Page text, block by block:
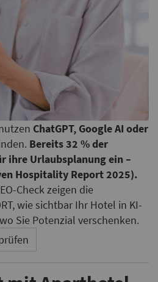
ChatGPT, Google AI oder
Bereits 32 % der
ihre Urlaubsplanung ein –
Hospitality Report 2025).
Check zeigen die
wie sichtbar Ihr Hotel in KI-
Sie Potenzial verschenken.